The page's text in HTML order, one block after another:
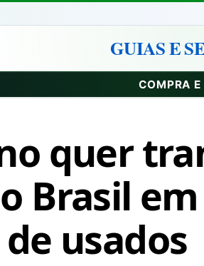
GUIAS E
COMPRA E
quer
Brasil
usados